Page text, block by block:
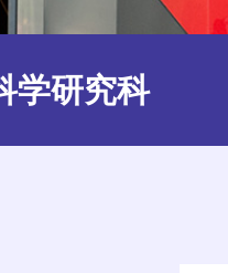
学研究科